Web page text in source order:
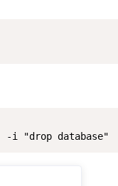
-i "drop database"